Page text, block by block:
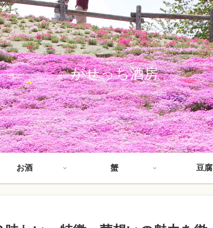
がせっち酒房
お酒 蟹 豆腐